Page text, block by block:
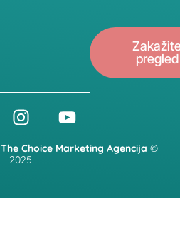
pregled
The Choice Marketing Agencija ©
2025